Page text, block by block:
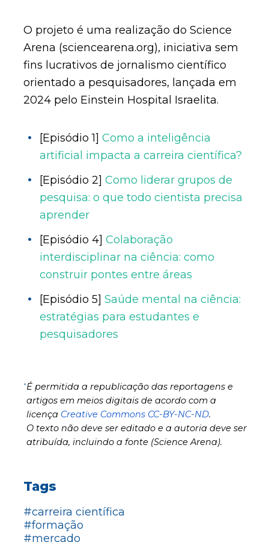
O projeto é uma realização do Science
Arena (sciencearena.org), iniciativa sem
fins lucrativos de jornalismo científico
orientado a pesquisadores, lançada em
2024 pelo Einstein Hospital Israelita.
[Episódio 1] Como a inteligência
artificial impacta a carreira científica?
[Episódio 2] Como liderar grupos de
pesquisa: o que todo cientista precisa
aprender
[Episódio 4] Colaboração
interdisciplinar na ciência: como
construir pontes entre áreas
[Episódio 5] Saúde mental na ciência:
estratégias para estudantes e
pesquisadores
*É permitida a republicação das reportagens e
artigos em meios digitais de acordo com a
licença Creative Commons CC-BY-NC-ND.
O texto não deve ser editado e a autoria deve ser
atribuída, incluindo a fonte (Science Arena).
Tags
#carreira científica
#formação
#mercado